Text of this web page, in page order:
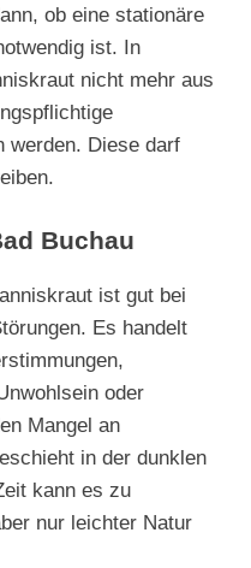
ob eine stationäre
ist. In
nicht mehr aus
werden. Diese darf
Buchau
ist gut bei
Es handelt
oder
Mangel an
in der dunklen
kann es zu
nur leichter Natur